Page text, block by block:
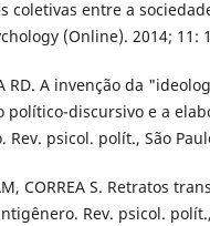
coletivas entre a
(Online). 2014; 11:
RD. A invenção da
político-discursivo e a
Rev. psicol. polít., São
CORREA S. Retratos
Rev. psicol.